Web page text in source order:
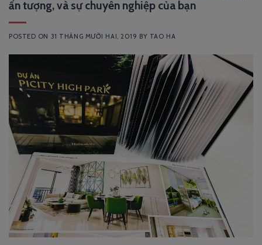
ấn tượng, và sự chuyên nghiệp của bạn
POSTED ON 31 THÁNG MƯỜI HAI, 2019 BY TAO HA